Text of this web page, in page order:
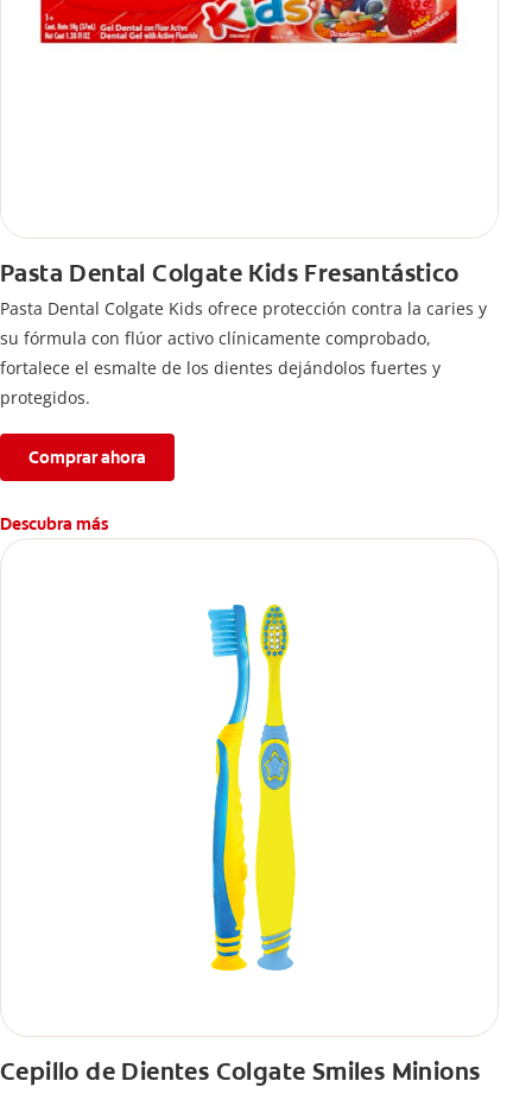
Pasta Dental Colgate Kids Fresantástico
Pasta Dental Colgate Kids ofrece protección contra la caries y
su fórmula con flúor activo clínicamente comprobado,
fortalece el esmalte de los dientes dejándolos fuertes y
protegidos.
Comprar ahora
Descubra más
Cepillo de Dientes Colgate Smiles Minions